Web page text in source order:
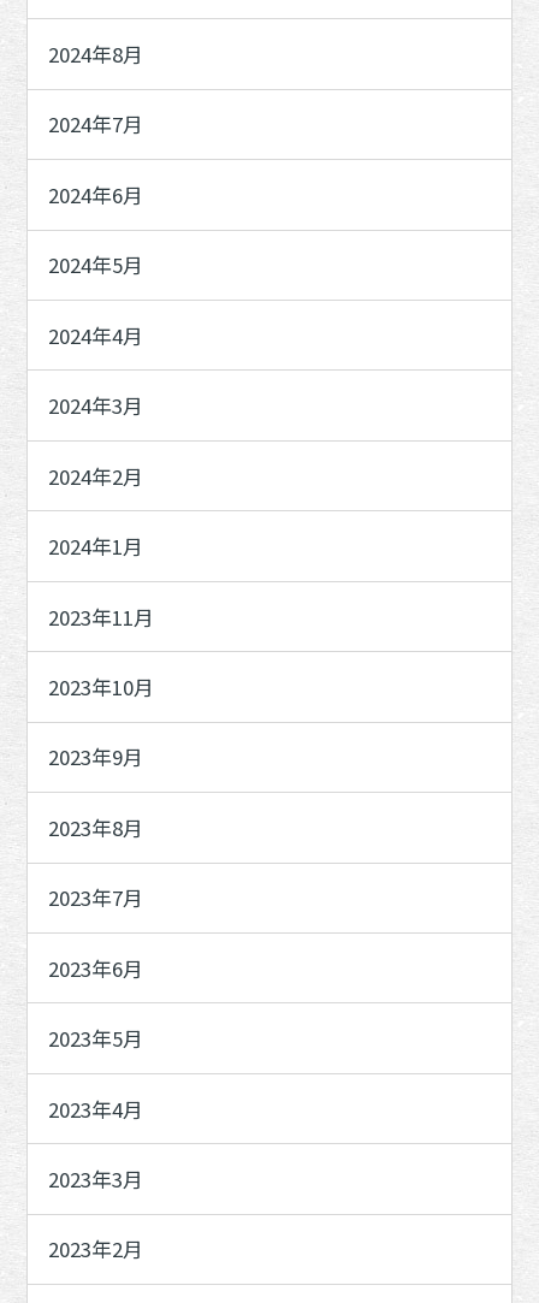
2024年8月
2024年7月
2024年6月
2024年5月
2024年4月
2024年3月
2024年2月
2024年1月
2023年11月
2023年10月
2023年9月
2023年8月
2023年7月
2023年6月
2023年5月
2023年4月
2023年3月
2023年2月